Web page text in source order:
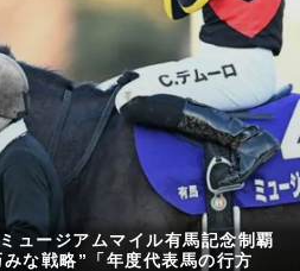
ュージアムマイル有馬記念制覇
な戦略”「年度代表馬の行方